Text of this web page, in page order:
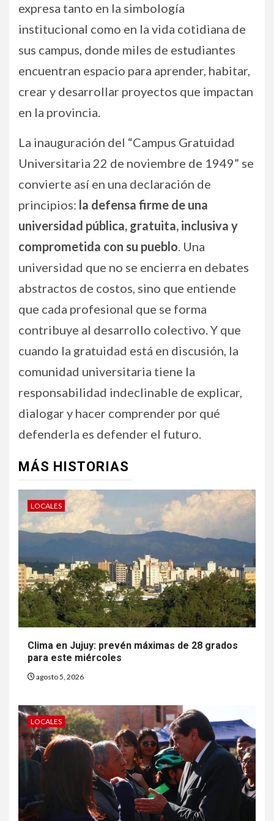
expresa tanto en la simbología
institucional como en la vida cotidiana de
sus campus, donde miles de estudiantes
encuentran espacio para aprender, habitar,
crear y desarrollar proyectos que impactan
en la provincia.
La inauguración del “Campus Gratuidad
Universitaria 22 de noviembre de 1949” se
convierte así en una declaración de
principios: la defensa firme de una
universidad pública, gratuita, inclusiva y
comprometida con su pueblo. Una
universidad que no se encierra en debates
abstractos de costos, sino que entiende
que cada profesional que se forma
contribuye al desarrollo colectivo. Y que
cuando la gratuidad está en discusión, la
comunidad universitaria tiene la
responsabilidad indeclinable de explicar,
dialogar y hacer comprender por qué
defenderla es defender el futuro.
MÁS HISTORIAS
LOCALES
Clima en Jujuy: prevén máximas de 28 grados
para este miércoles
agosto 5, 2026
LOCALES